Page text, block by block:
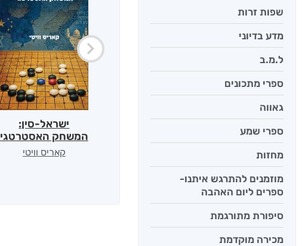
שפות זרות
מדע בדיוני
ל.מ.ב
ספרי מתכונים
גאווה
ספרי שמע
מחזות
מוזמנים להתרגש איתנו-
ספרים ליום האהבה
סיפורת מתורגמת
מכירה מוקדמת
ישראל-סין:
המשחק האסטרטגי
קאריס וויטי